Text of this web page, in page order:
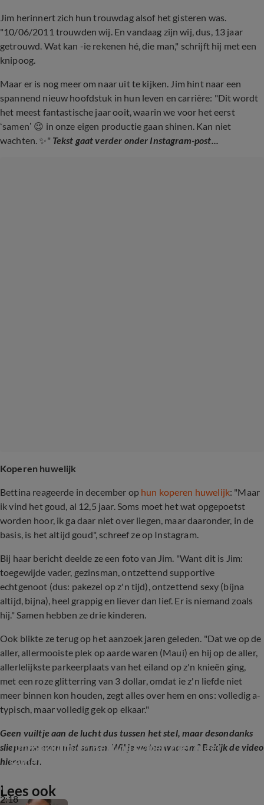
Jim herinnert zich hun trouwdag alsof het gisteren was.
"10/06/2011 trouwden wij. En vandaag zijn wij, dus, 13 jaar
getrouwd. Wat kan -ie rekenen hé, die man," schrijft hij met een
knipoog.
Maar er is nog meer om naar uit te kijken. Jim hint naar een
spannend nieuw hoofdstuk in hun leven en carrière: "Dit wordt
het meest fantastische jaar ooit, waarin we voor het eerst
‘samen’ 😉 in onze eigen productie gaan shinen. Kan niet
wachten. ✨" Tekst gaat verder onder Instagram-post...
Koperen huwelijk
Bettina reageerde in december op hun koperen huwelijk: "Maar
ik vind het goud, al 12,5 jaar. Soms moet het wat opgepoetst
worden hoor, ik ga daar niet over liegen, maar daaronder, in de
basis, is het altijd goud", schreef ze op Instagram.
Bij haar bericht deelde ze een foto van Jim. "Want dit is Jim:
toegewijde vader, gezinsman, ontzettend supportive
echtgenoot (dus: pakezel op z'n tijd), ontzettend sexy (bíjna
altijd, bijna), heel grappig en liever dan lief. Er is niemand zoals
hij." Samen hebben ze drie kinderen.
Ook blikte ze terug op het aanzoek jaren geleden. "Dat we op de
aller, allermooiste plek op aarde waren (Maui) en hij op de aller,
allerlelijkste parkeerplaats van het eiland op z'n knieën ging,
met een roze glitterring van 3 dollar, omdat ie z'n liefde niet
meer binnen kon houden, zegt alles over hem en ons: volledig a-
typisch, maar volledig gek op elkaar."
Geen vuiltje aan de lucht dus tussen het stel, maar desondanks
sliepen ze even niet samen. Wil je weten waarom? Bekijk de video
hieronder.
2:18
Jim Bakkum en Bettina slapen niet meer
samen
Lees ook